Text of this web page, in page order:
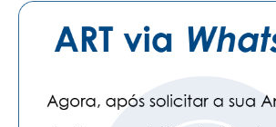
CURSOS
ENGENHEIRO EMPREENDEDOR